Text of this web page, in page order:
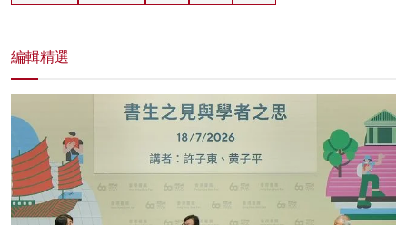
編輯精選